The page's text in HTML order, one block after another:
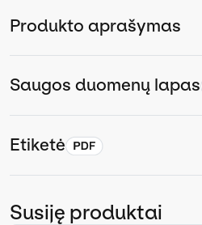
Produkto aprašymas
Saugos duomenų lapas
Etiketė
Susiję produktai